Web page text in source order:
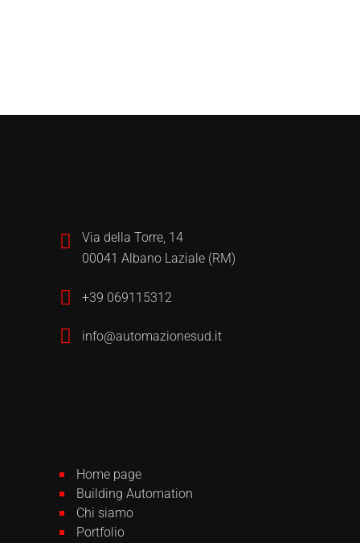
Via della Torre, 14
00041 Albano Laziale (RM)
+39 069115312
info@automazionesud.it
Home page
Building Automation
Chi siamo
Portfolio